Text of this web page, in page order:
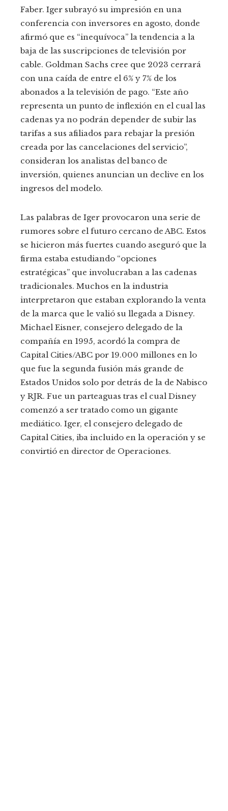
Faber. Iger subrayó su impresión en una
conferencia con inversores en agosto, donde
afirmó que es “inequívoca” la tendencia a la
baja de las suscripciones de televisión por
cable. Goldman Sachs cree que 2023 cerrará
con una caída de entre el 6% y 7% de los
abonados a la televisión de pago. “Este año
representa un punto de inflexión en el cual las
cadenas ya no podrán depender de subir las
tarifas a sus afiliados para rebajar la presión
creada por las cancelaciones del servicio”,
consideran los analistas del banco de
inversión, quienes anuncian un declive en los
ingresos del modelo.
Las palabras de Iger provocaron una serie de
rumores sobre el futuro cercano de ABC. Estos
se hicieron más fuertes cuando aseguró que la
firma estaba estudiando “opciones
estratégicas” que involucraban a las cadenas
tradicionales. Muchos en la industria
interpretaron que estaban explorando la venta
de la marca que le valió su llegada a Disney.
Michael Eisner, consejero delegado de la
compañía en 1995, acordó la compra de
Capital Cities/ABC por 19.000 millones en lo
que fue la segunda fusión más grande de
Estados Unidos solo por detrás de la de Nabisco
y RJR. Fue un parteaguas tras el cual Disney
comenzó a ser tratado como un gigante
mediático. Iger, el consejero delegado de
Capital Cities, iba incluido en la operación y se
convirtió en director de Operaciones.